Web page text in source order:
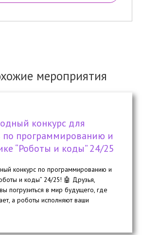
мероприятия
конкурс для
по программированию и
“Роботы и коды” 24/25
конкурс по программированию и
и коды” 24/25! 🤖 Друзья,
погрузиться в мир будущего, где
а роботы исполняют ваши